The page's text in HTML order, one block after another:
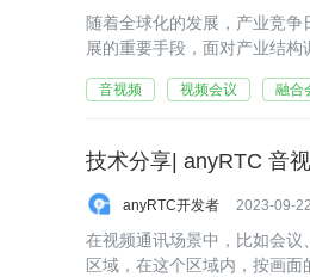
随着全球化的发展，产业竞
展的重要手段，面对产业结构
音视频 视频会议 融合
技术分享| anyRTC 音
anyRTC开发者 2023-09-22
在视频通讯场景中，比如会
区域，在这个区域内，按画面